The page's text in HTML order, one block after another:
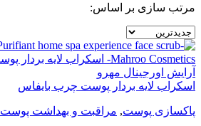
مرتب سازی بر اساس:
اسکراب لایه بردار پوست چرب بایفاس
پاکسازی پوست, مراقبت و بهداشت پوست